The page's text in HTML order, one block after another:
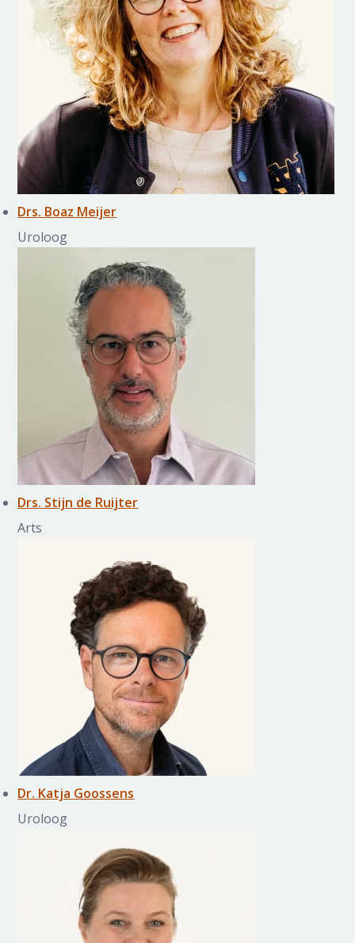
Drs. Boaz Meijer
Uroloog
Drs. Stijn de Ruijter
Arts
Dr. Katja Goossens
Uroloog